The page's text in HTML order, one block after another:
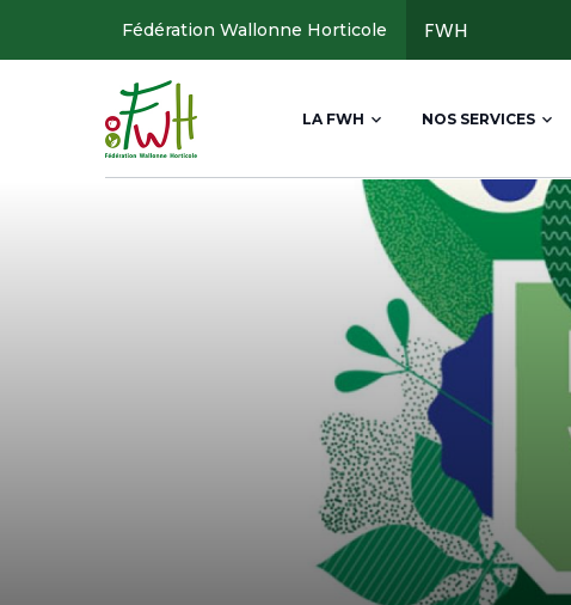
Fédération Wallonne Horticole FWH
navigation
LA FWH NOS SERVICES